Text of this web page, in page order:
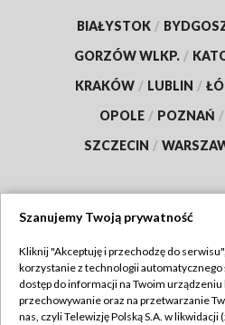
BIAŁYSTOK /
GORZÓW WLKP. /
KRAKÓW / LUBLIN /
OPOLE / POZNAŃ /
SZCZECIN /
TVP
Abonament TVP
Szanujemy Twoją prywatność
Kliknij "Akceptuję i przechodzę do
korzystanie z technologii automatycznego
dostęp do informacji na Twoim
przechowywanie oraz na przetwarzanie
nas, czyli Telewizję Polską S.A. w likwidacji